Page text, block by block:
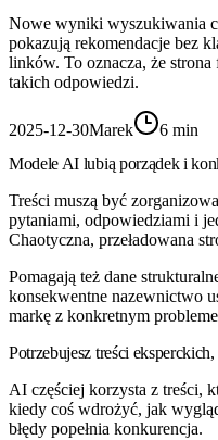
Nowe wyniki wyszukiwania
pokazują rekomendacje bez
linków. To oznacza, że strona
takich odpowiedzi.
2025-12-30Marek
6 min
Modele AI lubią porządek i
Treści muszą być
pytaniami, odpowiedziami i
Chaotyczna, przeładowana
Pomagają też dane
konsekwentne nazewnictwo
markę z konkretnym
Potrzebujesz treści
AI częściej korzysta z treści,
kiedy coś wdrożyć, jak
błędy popełnia konkurencja.